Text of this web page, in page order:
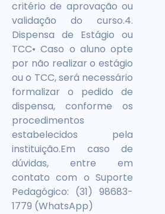
critério de aprovação ou
validação do curso.4.
Dispensa de Estágio ou
TCC• Caso o aluno opte
por não realizar o estágio
ou o TCC, será necessário
formalizar o pedido de
dispensa, conforme os
procedimentos
estabelecidos pela
instituição.Em caso de
dúvidas, entre em
contato com o Suporte
Pedagógico: (31) 98683-
1779 (WhatsApp)